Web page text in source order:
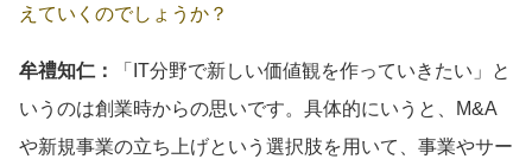
えていくのでしょうか？
牟禮知仁：
「IT分野で新しい価値観を作っていきたい」と
いうのは創業時からの思いです。具体的にいうと、M&A
や新規事業の立ち上げという選択肢を用いて、事業やサー